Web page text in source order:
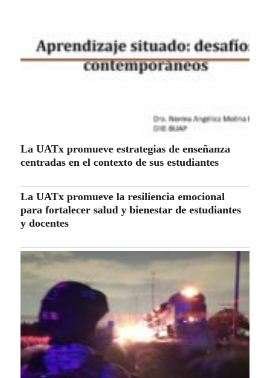
La UATx promueve estrategias de enseñanza
centradas en el contexto de sus estudiantes
La UATx promueve la resiliencia emocional
para fortalecer salud y bienestar de estudiantes
y docentes